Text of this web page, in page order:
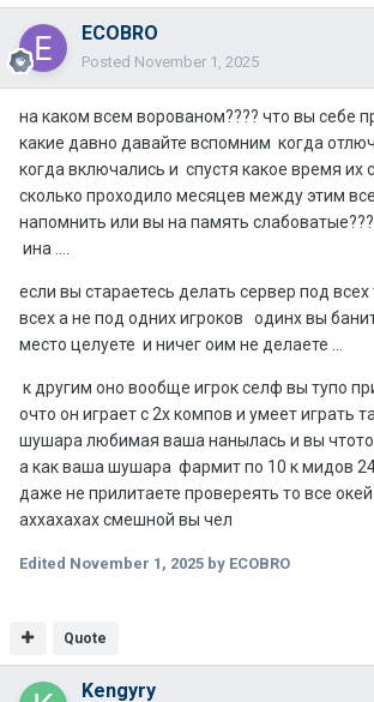
ECOBRO
Posted November 1, 2025
на каком всем ворованом???? что вы себе
какие давно давайте вспомним когда
когда включались и спустя какое время их
сколько проходило месяцев между этим
напомнить или вы на память
ина ....
если вы стараетесь делать сервер под всех
всех а не под одних игроков одинх вы
место целуете и ничег оим не делаете ...
к другим оно вообще игрок селф вы тупо
очто он играет с 2х компов и умеет играть
шушара любимая ваша нанылась и вы чтото
а как ваша шушара фармит по 10 к мидов
даже не прилитаете провереять то все окей
аххахахах смешной вы чел
Edited November 1, 2025 by ECOBRO
Quote
Kengyry